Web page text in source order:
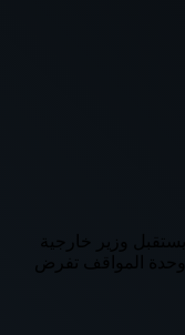
وزير خارجية
المواقف تفرض